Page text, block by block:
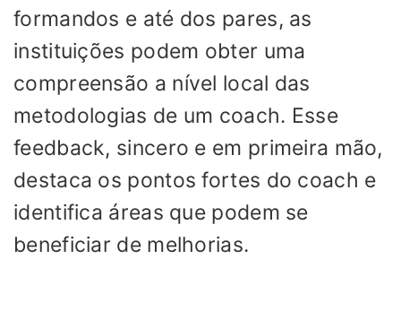
formandos e até dos pares, as
instituições podem obter uma
compreensão a nível local das
metodologias de um coach. Esse
feedback, sincero e em primeira mão,
destaca os pontos fortes do coach e
identifica áreas que podem se
beneficiar de melhorias.